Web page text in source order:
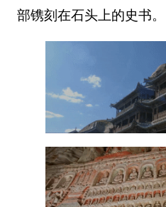
部镌刻在石头上的史书。